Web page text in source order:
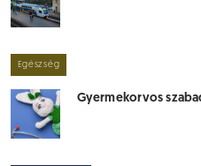
Egészség
Gyermekorvos